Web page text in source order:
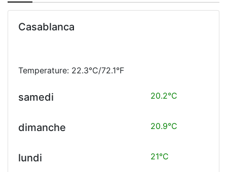
Casablanca
Temperature: 22.3°C/72.1°F
samedi 20.2°C
dimanche 20.9°C
lundi 21°C